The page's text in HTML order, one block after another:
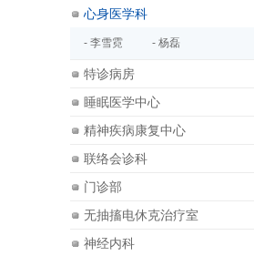
心身医学科
- 李雪霓 - 杨磊
特诊病房
睡眠医学中心
精神疾病康复中心
联络会诊科
门诊部
无抽搐电休克治疗室
神经内科